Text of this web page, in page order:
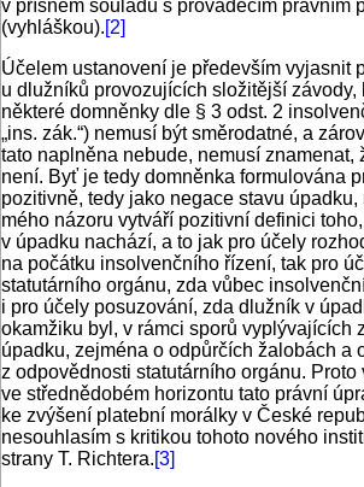
v přísném souladu s prováděcím právním
(vyhláškou).[2]
Účelem ustanovení je především vyjasnit
u dlužníků provozujících složitější
některé domněnky dle § 3 odst. 2
„ins. zák.“) nemusí být směrodatné, a
tato naplněna nebude, nemusí znamenat,
není. Byť je tedy domněnka formulována
pozitivně, tedy jako negace stavu
mého názoru vytváří pozitivní definici
v úpadku nachází, a to jak pro účely
na počátku insolvenčního řízení, tak pro
statutárního orgánu, zda vůbec
i pro účely posuzování, zda dlužník v
okamžiku byl, v rámci sporů vyplývajících
úpadku, zejména o odpůrčích žalobách a
z odpovědnosti statutárního orgánu. Proto
ve střednědobém horizontu tato právní
ke zvýšení platební morálky v České
nesouhlasím s kritikou tohoto nového
strany T. Richtera.[3]